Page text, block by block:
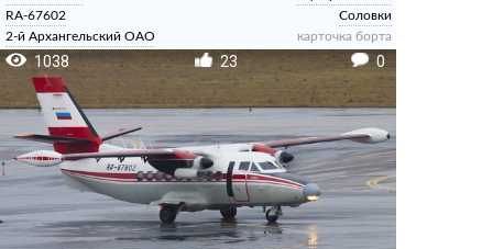
RA-67602
2-й Архангельский ОАО
Соловки
карточка борта
1038 23 0